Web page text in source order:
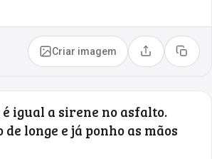
Criar imagem Compartilhar
Copiar
igual a sirene no asfalto.
longe e já ponho as mãos